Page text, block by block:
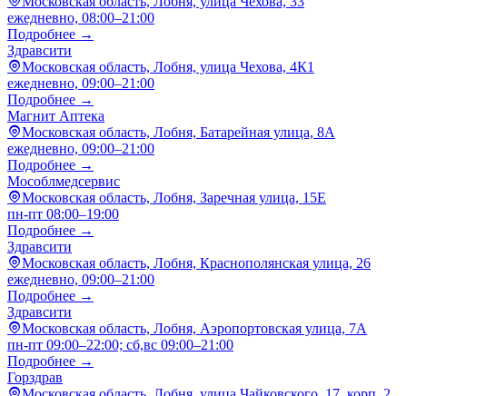
ежедневно, 08:00–21:00
Подробнее →
Здравсити
Московская область, Лобня, улица Чехова, 4К1
ежедневно, 09:00–21:00
Подробнее →
Магнит Аптека
Московская область, Лобня, Батарейная улица, 8А
ежедневно, 09:00–21:00
Подробнее →
Мособлмедсервис
Московская область, Лобня, Заречная улица, 15Е
пн-пт 08:00–19:00
Подробнее →
Здравсити
Московская область, Лобня, Краснополянская улица, 26
ежедневно, 09:00–21:00
Подробнее →
Здравсити
Московская область, Лобня, Аэропортовская улица, 7А
пн-пт 09:00–22:00; сб,вс 09:00–21:00
Подробнее →
Горздрав